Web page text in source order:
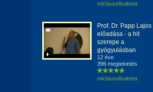
miclauselisabeta
Prof. Dr. Papp Lajos
előadása - a hit
szerepe a
gyógyulásban
12 éve
396 megtekintés
miclauselisabeta